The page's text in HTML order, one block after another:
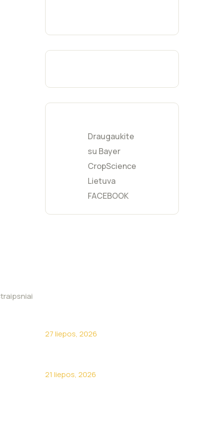
Moka (0)
Burgundijos
(0)
Persikinė (0)
Draugaukite
su Bayer
CropScience
Lietuva
FACEBOOK
27 liepos, 2026
21 liepos, 2026